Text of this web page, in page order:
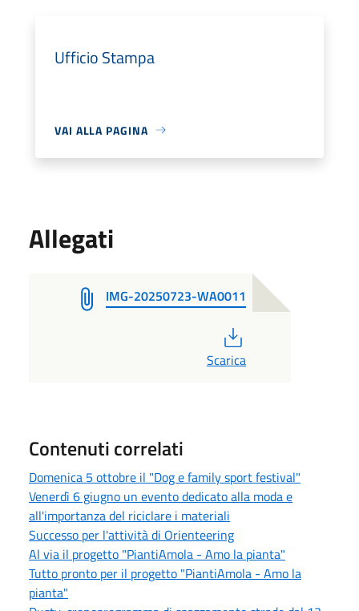
Ufficio Stampa
VAI ALLA PAGINA
Allegati
IMG-20250723-WA0011
Scarica
Contenuti correlati
Domenica 5 ottobre il "Dog e family sport festival"
Venerdì 6 giugno un evento dedicato alla moda e
all'importanza del riciclare i materiali
Successo per l'attività di Orienteering
Al via il progetto "PiantiAmola - Amo la pianta"
Tutto pronto per il progetto "PiantiAmola - Amo la
pianta"